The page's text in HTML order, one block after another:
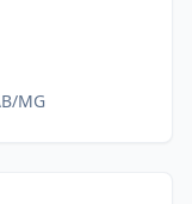
MG